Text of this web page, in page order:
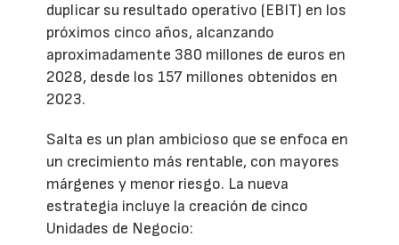
duplicar su resultado operativo (EBIT) en los
próximos cinco años, alcanzando
aproximadamente 380 millones de euros en
2028, desde los 157 millones obtenidos en
2023.
Salta es un plan ambicioso que se enfoca en
un crecimiento más rentable, con mayores
márgenes y menor riesgo. La nueva
estrategia incluye la creación de cinco
Unidades de Negocio: